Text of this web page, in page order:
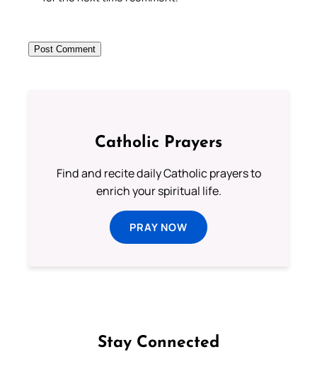
Catholic Prayers
Find and recite daily Catholic prayers to
enrich your spiritual life.
PRAY NOW
Stay Connected